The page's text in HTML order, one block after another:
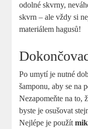
odolné skvrny,
skvrn – ale vždy si
materiálem hagusů!
Po umytí je nutné
šamponu, aby se na
Nezapomeňte na to,
byste je osušovat
Nejlépe je použít